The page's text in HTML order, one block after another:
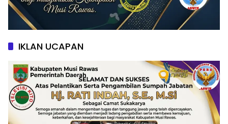
IKLAN UCAPAN